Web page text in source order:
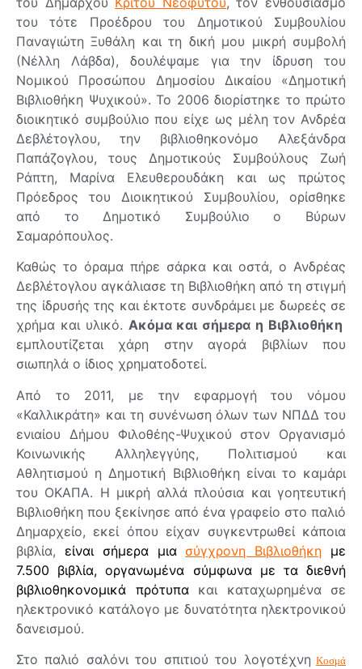
του τότε Προέδρου του Δημοτικού Συμβουλίου
Παναγιώτη Ξυθάλη και τη δική μου μικρή συμβολή
(Νέλλη Λάβδα), δουλέψαμε για την ίδρυση του
Νομικού Προσώπου Δημοσίου Δικαίου «Δημοτική
Βιβλιοθήκη Ψυχικού». Το 2006 διορίστηκε το πρώτο
διοικητικό συμβούλιο που είχε ως μέλη τον Ανδρέα
Δεβλέτογλου, την βιβλιοθηκονόμο Αλεξάνδρα
Παπάζογλου, τους Δημοτικούς Συμβούλους Ζωή
Ράπτη, Μαρίνα Ελευθερουδάκη και ως πρώτος
Πρόεδρος του Διοικητικού Συμβουλίου, ορίσθηκε
από το Δημοτικό Συμβούλιο ο Βύρων
Σαμαρόπουλος.
Καθώς το όραμα πήρε σάρκα και οστά, ο Ανδρέας
Δεβλέτογλου αγκάλιασε τη Βιβλιοθήκη από τη στιγμή
της ίδρυσής της και έκτοτε συνδράμει με δωρεές σε
χρήμα και υλικό. Ακόμα και σήμερα η Βιβλιοθήκη
εμπλουτίζεται χάρη στην αγορά βιβλίων που
σιωπηλά ο ίδιος χρηματοδοτεί.
Από το 2011, με την εφαρμογή του νόμου
«Καλλικράτη» και τη συνένωση όλων των ΝΠΔΔ του
ενιαίου Δήμου Φιλοθέης-Ψυχικού στον Οργανισμό
Κοινωνικής Αλληλεγγύης, Πολιτισμού και
Αθλητισμού η Δημοτική Βιβλιοθήκη είναι το καμάρι
του ΟΚΑΠΑ. Η μικρή αλλά πλούσια και γοητευτική
Βιβλιοθήκη που ξεκίνησε από ένα γραφείο στο παλιό
Δημαρχείο, εκεί όπου είχαν συγκεντρωθεί κάποια
βιβλία, είναι σήμερα μια σύγχρονη Βιβλιοθήκη με
7.500 βιβλία, οργανωμένα σύμφωνα με τα διεθνή
βιβλιοθηκονομικά πρότυπακαι καταχωρημένα σε
ηλεκτρονικό κατάλογο με δυνατότητα ηλεκτρονικού
δανεισμού.
Στο παλιό σαλόνι του σπιτιού του λογοτέχνη Κοσμά